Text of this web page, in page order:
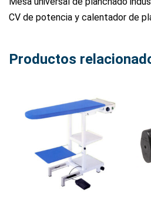
CV de potencia y calentador de
Productos